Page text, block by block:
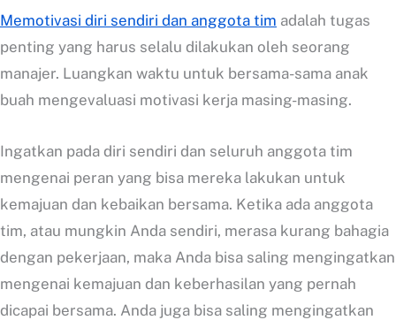
Memotivasi diri sendiri dan anggota tim adalah tugas
penting yang harus selalu dilakukan oleh seorang
manajer. Luangkan waktu untuk bersama-sama anak
buah mengevaluasi motivasi kerja masing-masing.
Ingatkan pada diri sendiri dan seluruh anggota tim
mengenai peran yang bisa mereka lakukan untuk
kemajuan dan kebaikan bersama. Ketika ada anggota
tim, atau mungkin Anda sendiri, merasa kurang bahagia
dengan pekerjaan, maka Anda bisa saling mengingatkan
mengenai kemajuan dan keberhasilan yang pernah
dicapai bersama. Anda juga bisa saling mengingatkan